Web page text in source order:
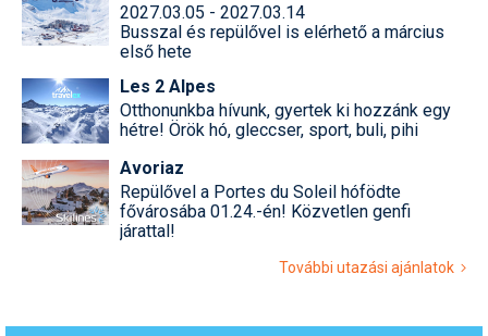
2027.03.05 - 2027.03.14
Busszal és repülővel is elérhető a március
első hete
Les 2 Alpes
Otthonunkba hívunk, gyertek ki hozzánk egy
hétre! Örök hó, gleccser, sport, buli, pihi
Avoriaz
Repülővel a Portes du Soleil hófödte
fővárosába 01.24.-én! Közvetlen genfi
járattal!
További utazási ajánlatok